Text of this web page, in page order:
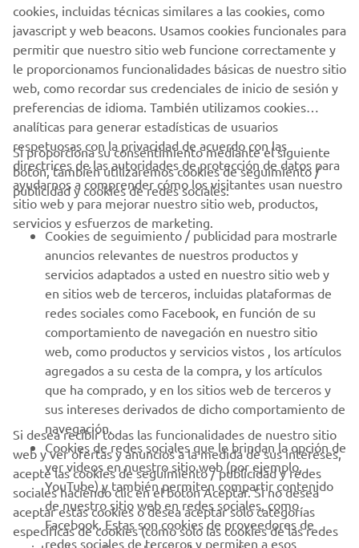
DESCUBRE MÁS
CORPORATIVO
PROFESIONALES
MÁS YAMAHA
AYUDA
BOLETÍN DE NOTICIAS
Sé el primero en enterarte de las últimas ofertas, eventos
especiales, novedades
SUSCRÍBETE
cookies, incluidas técnicas similares a las cookies, como
javascript y web beacons. Usamos cookies funcionales para
permitir que nuestro sitio web funcione correctamente y
le proporcionamos funcionalidades básicas de nuestro sitio
web, como recordar sus credenciales de inicio de sesión y
preferencias de idioma. También utilizamos cookies
analíticas para generar estadísticas de usuarios
respetuosas con la privacidad de acuerdo con las
directrices de las autoridades de protección de datos para
ayudarnos a comprender cómo los visitantes usan nuestro
sitio web y para mejorar nuestro sitio web, productos,
servicios y esfuerzos de marketing.
Si proporciona su consentimiento mediante el siguiente
botón, también utilizaremos cookies de seguimiento /
publicidad y cookies de redes sociales:
Cookies de seguimiento / publicidad para mostrarle
anuncios relevantes de nuestros productos y
servicios adaptados a usted en nuestro sitio web y
en sitios web de terceros, incluidas plataformas de
redes sociales como Facebook, en función de su
comportamiento de navegación en nuestro sitio
web, como productos y servicios vistos , los artículos
agregados a su cesta de la compra, y los artículos
que ha comprado, y en los sitios web de terceros y
sus intereses derivados de dicho comportamiento de
navegación.
Cookies de redes sociales que le brindan la opción de
ver videos en nuestro sitio web (por ejemplo,
YouTube) y también permiten compartir contenido
de nuestro sitio web en redes sociales, como
Facebook. Estas son cookies de proveedores de
redes sociales de terceros y permiten a esos
Si desea recibir todas las funcionalidades de nuestro sitio
web y ver ofertas y anuncios a la medida de sus intereses,
acepte las cookies de seguimiento / publicidad y redes
sociales haciendo clic en el botón Aceptar. Si no desea
aceptar estas cookies o desea aceptar solo categorías
específicas de cookies (como solo las cookies de las redes